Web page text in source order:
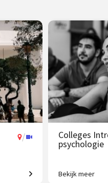
/ Colleges
psychologie
Van gedrag tot
Bekijk meer